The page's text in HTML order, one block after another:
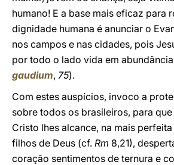
humano! E a base mais eficaz para
dignidade humana é anunciar o
nos campos e nas cidades, pois
por todo o lado vida em
gaudium, 75).
Com estes auspícios, invoco a
sobre todos os brasileiros, para
Cristo lhes alcance, na mais
filhos de Deus (cf. Rm 8,21),
coração sentimentos de ternura e